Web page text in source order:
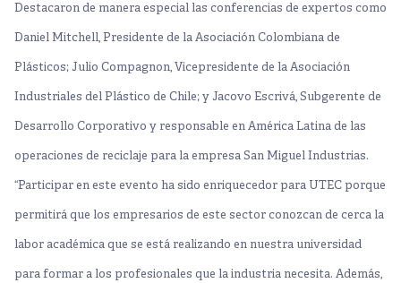
Destacaron de manera especial las conferencias de expertos como
Daniel Mitchell, Presidente de la Asociación Colombiana de
Plásticos; Julio Compagnon, Vicepresidente de la Asociación
Industriales del Plástico de Chile; y Jacovo Escrivá, Subgerente de
Desarrollo Corporativo y responsable en América Latina de las
operaciones de reciclaje para la empresa San Miguel Industrias.
“Participar en este evento ha sido enriquecedor para UTEC porque
permitirá que los empresarios de este sector conozcan de cerca la
labor académica que se está realizando en nuestra universidad
para formar a los profesionales que la industria necesita. Además,